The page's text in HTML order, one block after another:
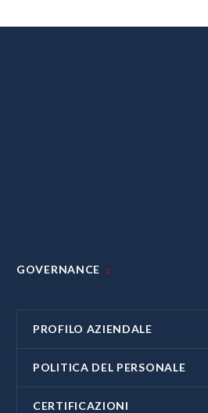
GOVERNANCE
PROFILO AZIENDALE
POLITICA DEL PERSONALE
CERTIFICAZIONI